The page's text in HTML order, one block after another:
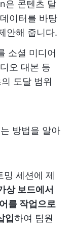
은 콘텐츠 달
이터를 바탕
안해 줍니다.
소셜 미디어
오 대본 등
도달 범위
방법을 알아
밍 세션에 제
상 보드에서
를 작업으로
입하여 팀원